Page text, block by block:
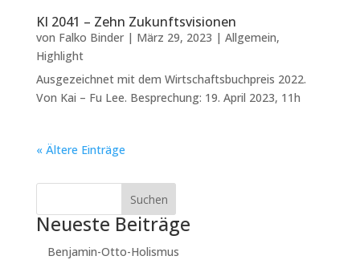
KI 2041 – Zehn Zukunftsvisionen
von Falko Binder| März 29, 2023 | Allgemein,
Highlight
Ausgezeichnet mit dem Wirtschaftsbuchpreis 2022.
Von Kai – Fu Lee. Besprechung: 19. April 2023, 11h
« Ältere Einträge
Suchen
Neueste Beiträge
Benjamin-Otto-Holismus